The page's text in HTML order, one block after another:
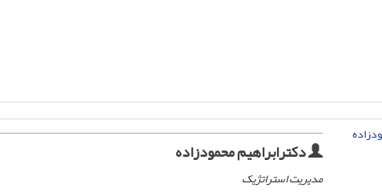
دکترابراهیم محمودزاده
مدیریت استراتژیک